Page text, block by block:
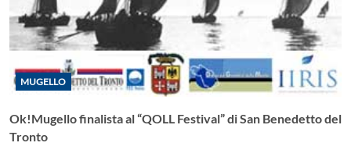
MUGELLO
Ok!Mugello finalista al “QOLL Festival” di San Benedetto del
Tronto